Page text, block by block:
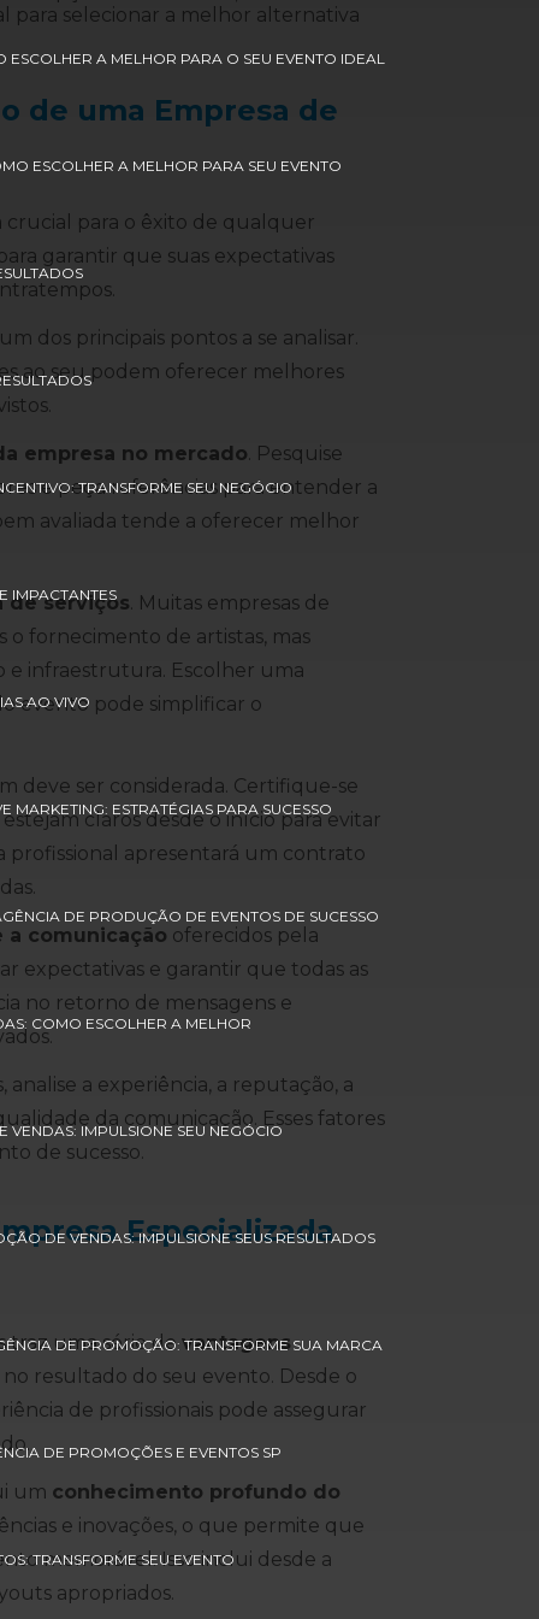
ESCOLHER A MELHOR PARA O SEU EVENTO IDEAL
ESCOLHER A MELHOR PARA SEU EVENTO
TRANSFORME SEU NEGÓCIO
IMPACTANTES
AO VIVO
MARKETING: ESTRATÉGIAS PARA SUCESSO
DE PRODUÇÃO DE EVENTOS DE SUCESSO
COMO ESCOLHER A MELHOR
IMPULSIONE SEU NEGÓCIO
DE VENDAS: IMPULSIONE SEUS RESULTADOS
DE PROMOÇÃO: TRANSFORME SUA MARCA
DE PROMOÇÕES E EVENTOS SP
TRANSFORME SEU EVENTO
para selecionar a melhor alternativa
de uma Empresa de
crucial para o êxito de qualquer
garantir que suas expectativas
dos principais pontos a se analisar.
ao seu podem oferecer melhores
empresa no mercado. Pesquise
e peça referências para entender a
avaliada tende a oferecer melhor
de serviços. Muitas empresas de
fornecimento de artistas, mas
e infraestrutura. Escolher uma
evento pode simplificar o
deve ser considerada. Certifique-se
claros desde o início para evitar
profissional apresentará um contrato
comunicação oferecidos pela
expectativas e garantir que todas as
no retorno de mensagens e
a experiência, a reputação, a
da comunicação. Esses fatores
de sucesso.
Especializada
traz uma série devantagens
resultado do seu evento. Desde o
de profissionais pode assegurar
um conhecimento profundo do
e inovações, o que permite que
memorável. Isso inclui desde a
apropriados.